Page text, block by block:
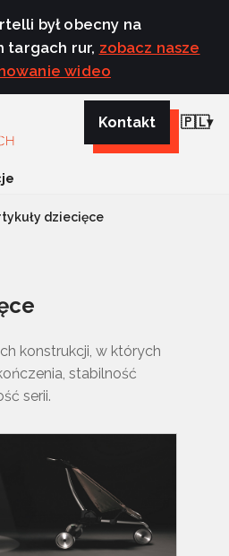
był obecny na
targach rur, zobacz nasze
wideo
Kontakt 🇵🇱
dziecięce
konstrukcji, w których
stabilność
serii.